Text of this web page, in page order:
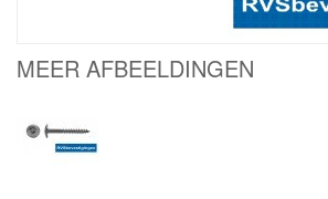
MEER AFBEELDINGEN